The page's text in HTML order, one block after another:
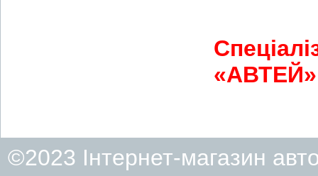
«АВТЕЙ»
©2023 Інтернет-магазин